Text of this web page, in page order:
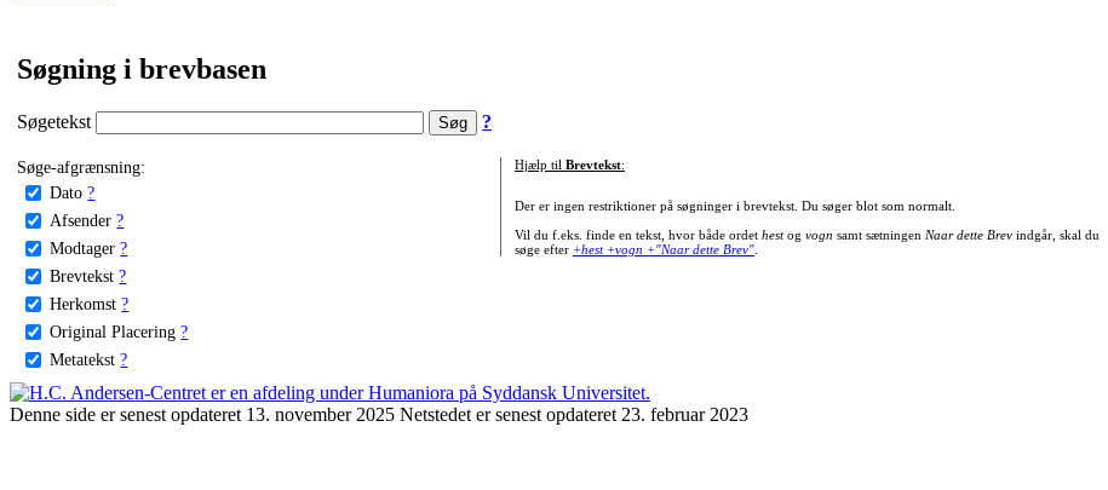
Søgning i brevbasen
Søgetekst ?
Søge-afgrænsning:
Dato ?
Afsender ?
Modtager ?
Brevtekst ?
Herkomst ?
Original Placering ?
Metatekst ?
Hjælp til Brevtekst:
Der er ingen restriktioner på søgninger i brevtekst. Du søger blot som normalt.
Vil du f.eks. finde en tekst, hvor både ordet hestog vogn samt sætningen Naar dette Brevindgår, skal du
søge efter +hest +vogn +"Naar dette Brev".
Denne side er senest opdateret 13. november 2025 Netstedet er senest opdateret 23. februar 2023